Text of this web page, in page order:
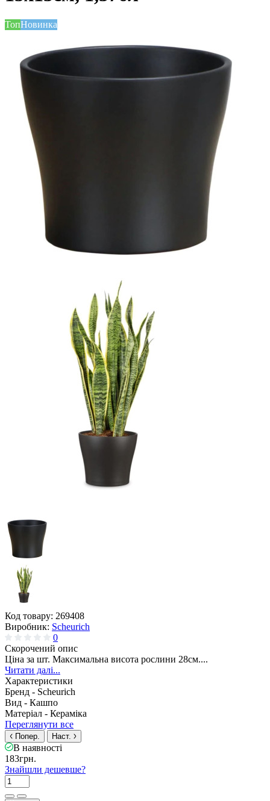
ТопНовинка
Код товару: 269408
Виробник: Scheurich
0
Скорочений опис
Ціна за шт. Максимальна висота рослини 28см....
Читати далі...
Характеристики
Бренд - Scheurich
Вид - Кашпо
Матеріал - Кераміка
Переглянути все
Попер. Наст.
В наявності
183грн.
Знайшли дешевше?